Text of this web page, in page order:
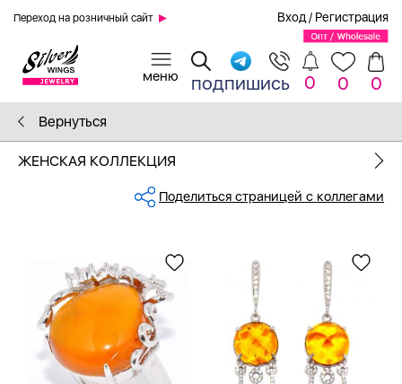
Переход на розничный сайт Вход / Регистрация
подпишись 0 0 0
Вернуться
ЖЕНСКАЯ КОЛЛЕКЦИЯ
Поделиться страницей с коллегами